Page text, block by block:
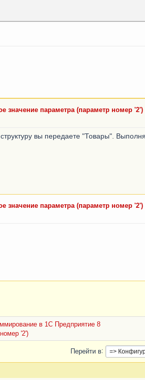
значение параметра (параметр номер '2')
вы передаете "Товары".
значение параметра (параметр номер '2')
в 1С Предприятие 8
'2')
Перейти в